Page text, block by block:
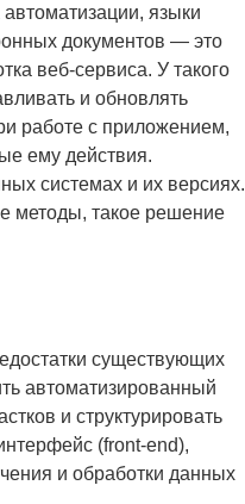
языки
документов — это
веб-сервиса. У такого
и обновлять
работе с приложением,
ему действия.
системах и их версиях.
методы, такое решение
существующих
автоматизированный
и структурировать
(front-end),
и обработки данных